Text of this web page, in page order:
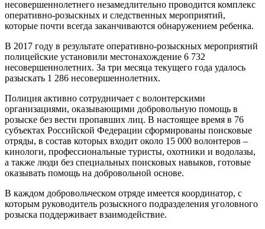
несовершеннолетнего незамедлительно проводится комплекс
оперативно-розыскных и следственных мероприятий,
которые почти всегда заканчиваются обнаружением ребенка.
В 2017 году в результате оперативно-розыскных мероприятий
полицейские установили местонахождение 6 732
несовершеннолетних. За три месяца текущего года удалось
разыскать 1 286 несовершеннолетних.
Полиция активно сотрудничает с волонтерскими
организациями, оказывающими добровольную помощь в
розыске без вести пропавших лиц. В настоящее время в 76
субъектах Российской Федерации сформированы поисковые
отряды, в состав которых входит около 15 000 волонтеров –
кинологи, профессиональные туристы, охотники и водолазы,
а также люди без специальных поисковых навыков, готовые
оказывать помощь на добровольной основе.
В каждом добровольческом отряде имеется координатор, с
которым руководитель розыскного подразделения уголовного
розыска поддерживает взаимодействие.